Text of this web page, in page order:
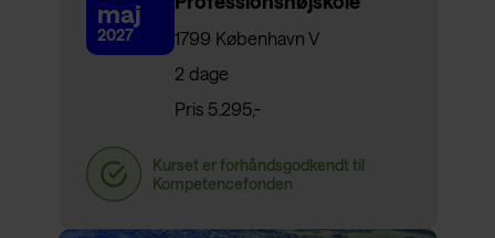
maj
2027
1799 København V
2 dage
Pris 5.295,-